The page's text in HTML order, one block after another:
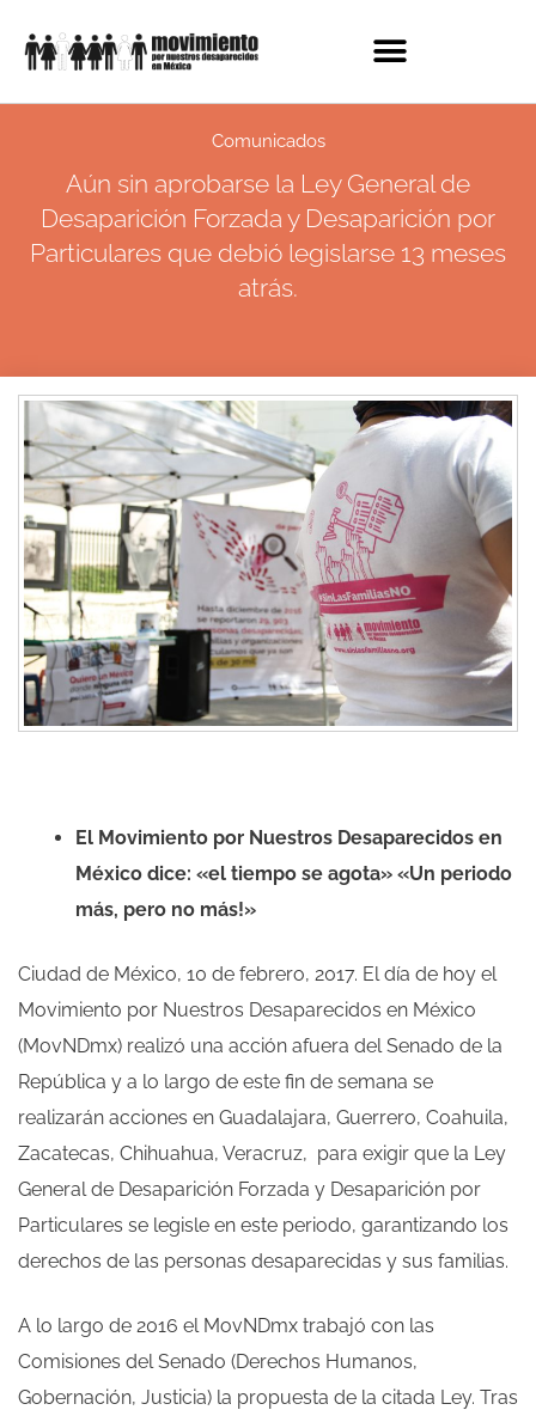
Comunicados
Aún sin aprobarse la Ley General de
Desaparición Forzada y Desaparición por
Particulares que debió legislarse 13 meses
atrás.
El Movimiento por Nuestros Desaparecidos en
México dice: «el tiempo se agota» «Un periodo
más, pero no más!»
Ciudad de México, 10 de febrero, 2017. El día de hoy el
Movimiento por Nuestros Desaparecidos en México
(MovNDmx) realizó una acción afuera del Senado de la
República y a lo largo de este fin de semana se
realizarán acciones en Guadalajara, Guerrero, Coahuila,
Zacatecas, Chihuahua, Veracruz, para exigir que la Ley
General de Desaparición Forzada y Desaparición por
Particulares se legisle en este periodo, garantizando los
derechos de las personas desaparecidas y sus familias.
A lo largo de 2016 el MovNDmx trabajó con las
Comisiones del Senado (Derechos Humanos,
Gobernación, Justicia) la propuesta de la citada Ley. Tras